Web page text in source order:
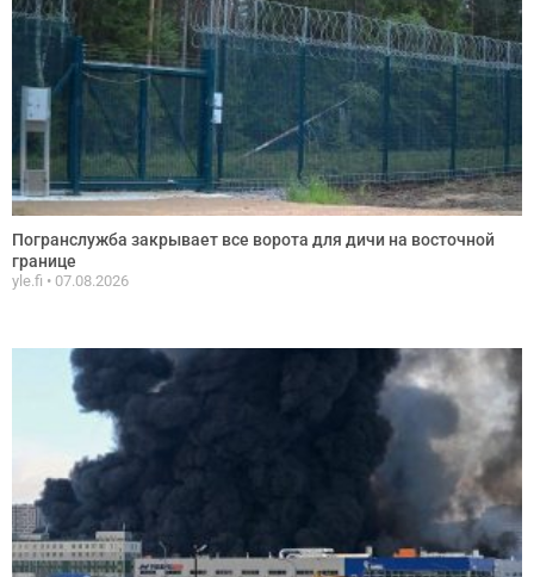
Погранслужба закрывает все ворота для дичи на восточной
границе
yle.fi 07.08.2026